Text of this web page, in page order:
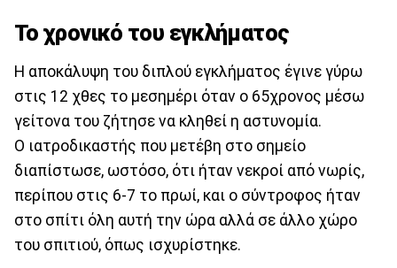
Το χρονικό του εγκλήματος
Η αποκάλυψη του διπλού εγκλήματος έγινε γύρω
στις 12 χθες το μεσημέρι όταν ο 65χρονος μέσω
γείτονα του ζήτησε να κληθεί η αστυνομία.
Ο ιατροδικαστής που μετέβη στο σημείο
διαπίστωσε, ωστόσο, ότι ήταν νεκροί από νωρίς,
περίπου στις 6-7 το πρωί, και ο σύντροφος ήταν
στο σπίτι όλη αυτή την ώρα αλλά σε άλλο χώρο
του σπιτιού, όπως ισχυρίστηκε.